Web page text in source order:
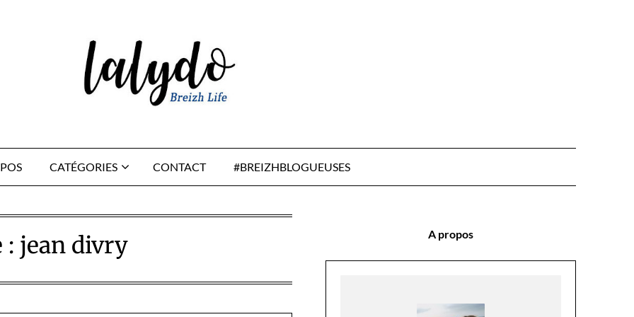
CATÉGORIES CONTACT #BREIZHBLOGUEUSES
: jean divry A propos